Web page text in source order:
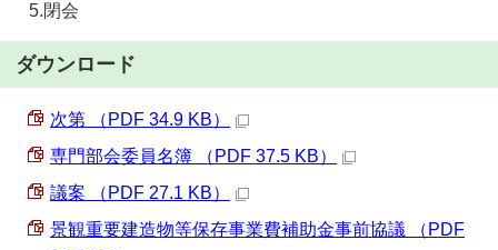
5.閉会
ダウンロード
次第 （PDF 34.9 KB）
専門部会委員名簿 （PDF 37.5 KB）
議案 （PDF 27.1 KB）
景観重要建造物等保存事業費補助金事前協議 （PDF